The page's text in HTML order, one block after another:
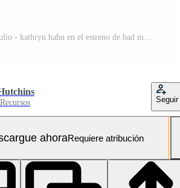
los angeles, 26 de julio - kathryn hahn en el estreno de bad moms los angeles en el teatro del pueblo el 26 de julio de 2016 en westwood, ca
Seguir
ahoraRequiere atribución